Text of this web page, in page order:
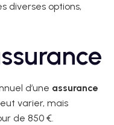
diverses options,
d’une assurance
varier, mais
de 850 €.